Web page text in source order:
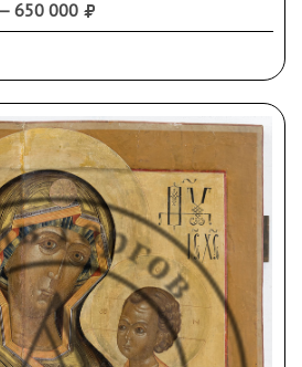
бытования; небольшие
реставрационные
благословенные Отца
уготованное вам Царствие
мира. Ибо алкал Я, и вы
Многомилостиве,
Сыне и Боже мой, Царю
ухо Твое к молению
цитата из Евангелия от
650 000